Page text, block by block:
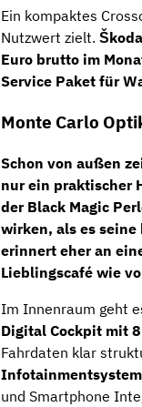
Ein kompaktes
Nutzwert zielt.
Euro brutto im
Service Paket für
Monte Carlo
Schon von außen
nur ein praktischer
der Black Magic
wirken, als es seine
erinnert eher an
Lieblingscafé wie
Im Innenraum geht
Digital Cockpit mit
Fahrdaten klar
und Smartphone